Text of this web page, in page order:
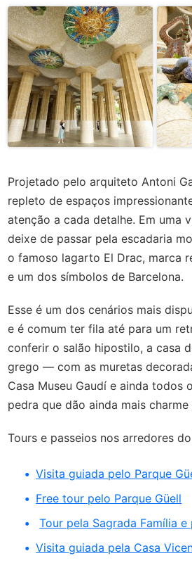
Projetado pelo arquiteto Antoni
repleto de espaços
atenção a cada detalhe. Em uma
deixe de passar pela escadaria
o famoso lagarto El Drac, marca
e um dos símbolos de Barcelona.
Esse é um dos cenários mais
e é comum ter fila até para um
conferir o salão hipostilo, a casa
grego — com as muretas
Casa Museu Gaudí e ainda todos
pedra que dão ainda mais charme
Tours e passeios nos arredores
Visita guiada pelo Parque
Free tour pelo Parque Güell
Tour pela Sagrada Família e
Visita guiada pela Casa